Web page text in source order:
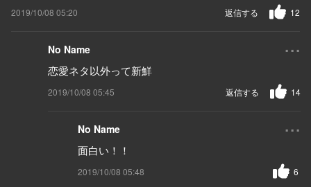
2019/10/08 05:20 12
返信する
No Name ...
恋愛ネタ以外って新鮮
2019/10/08 05:45 14
返信する
No Name ...
面白い！！
2019/10/08 05:48 6